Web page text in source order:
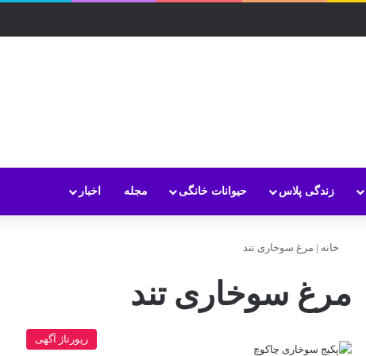
زندگی پلاس حیوانات خانگی مجله اخبار
خانه | مرغ سوخاری تند
مرغ سوخاری تند
رپورتاژ آگهی